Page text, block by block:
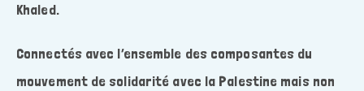
Khaled.
Connectés avec l’ensemble des composantes du
mouvement de solidarité avec la Palestine mais non